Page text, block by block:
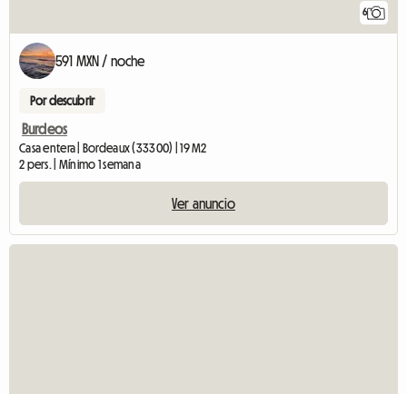
6
591 MXN / noche
Por descubrir
Burdeos
Casa entera | Bordeaux (33300) | 19 M2
2 pers. | Mínimo 1 semana
Ver anuncio